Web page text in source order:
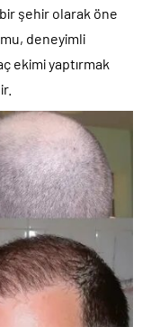
şehir olarak öne
deneyimli
ekimi yaptırmak